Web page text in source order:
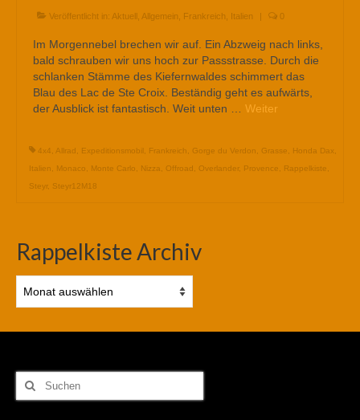
Veröffentlicht in: Aktuell Allgemein Frankreich Italien | 0
Im Morgennebel brechen wir auf. Ein Abzweig nach links,
bald schrauben wir uns hoch zur Passstrasse. Durch die
schlanken Stämme des Kiefernwaldes schimmert das
Blau des Lac de Ste Croix. Beständig geht es aufwärts,
der Ausblick ist fantastisch. Weit unten … Weiter
4x4 Allrad Expeditionsmobil Frankreich Gorge du Verdon Grasse Honda Dax
Italien
Monaco Monte Carlo Nizza Offroad Overlander, Provence Rappelkiste
Steyr, Steyr12M18
Rappelkiste Archiv
Archiv
Suchen
nach: